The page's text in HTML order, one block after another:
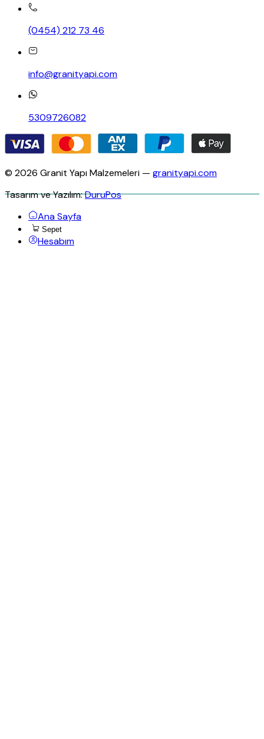
(0454) 212 73 46
info@granityapi.com
5309726082
© 2026 Granit Yapı Malzemeleri — granityapi.com
Tasarım ve Yazılım:DuruPos
Ana Sayfa
Sepet
Hesabım